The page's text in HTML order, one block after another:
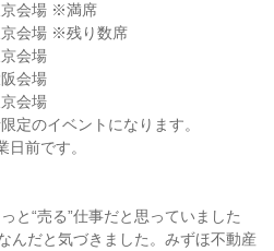
京会場 ※満席
会場 ※残り数席
会場
会場
会場
定のイベントになります。
前です。
と“売る”仕事だと思っていました
んだと気づきました。みずほ不動産